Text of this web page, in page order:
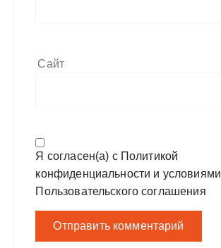
Сайт
Я согласен(а) с Политикой
конфиденциальности и условиями
Пользовательского соглашения